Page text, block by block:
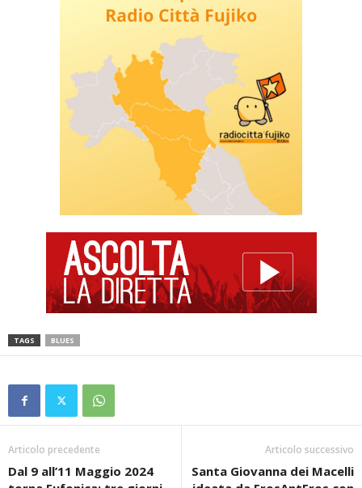
TAGS BLUES
Articolo precedente
Dal 9 all’11 Maggio 2024
Articolo successivo
Santa Giovanna dei Macelli